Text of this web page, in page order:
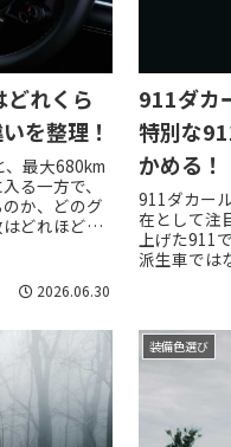
れくら
を整理！
最大680km
る一方で、
か、どのグ
どれほど必
2026.06.30
911ダカ
特別な
かめる！
911ダカー
在として注
上げた911
派生車では
装備色選び